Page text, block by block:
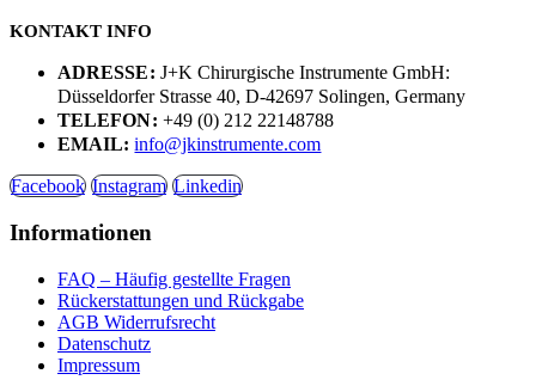
KONTAKT INFO
ADRESSE: J+K Chirurgische Instrumente GmbH:
Düsseldorfer Strasse 40, D-42697 Solingen, Germany
TELEFON: +49 (0) 212 22148788
EMAIL: info@jkinstrumente.com
Facebook Instagram Linkedin
Informationen
FAQ – Häufig gestellte Fragen
Rückerstattungen und Rückgabe
AGB Widerrufsrecht
Datenschutz
Impressum